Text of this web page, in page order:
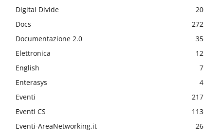
Digital Divide
20
Docs
272
Documentazione 2.0
35
Elettronica
12
English
7
Enterasys
4
Eventi
217
Eventi CS
113
Eventi-AreaNetworking.it
26